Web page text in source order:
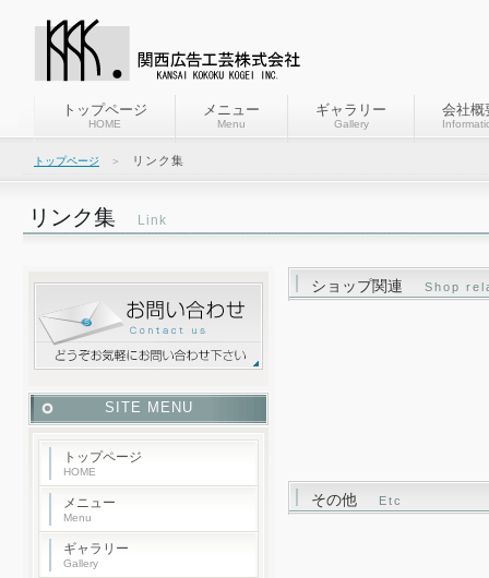
トップページ
HOME
メニュー
Menu
ギャラリー
Gallery
会社概
トップページ ＞ リンク集
リンク集 Link
ショップ関連 Shop
その他 Etc
SITE MENU
トップページ
HOME
メニュー
Menu
ギャラリー
Gallery